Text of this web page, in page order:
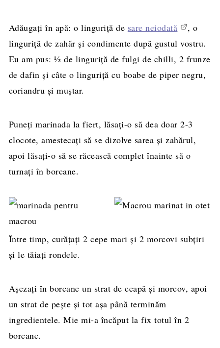
Adăugați în apă: o linguriță de sare neiodată
, o
linguriță de zahăr și condimente după gustul vostru.
Eu am pus: ½ de linguriță de fulgi de chilli, 2 frunze
de dafin și câte o linguriță cu boabe de piper negru,
coriandru și muștar.
Puneți marinada la fiert, lăsați-o să dea doar 2-3
clocote, amestecați să se dizolve sarea și zahărul,
apoi lăsați-o să se răcească complet înainte să o
turnați în borcane.
Între timp, curățați 2 cepe mari și 2 morcovi subțiri
și le tăiați rondele.
Așezați în borcane un strat de ceapă și morcov, apoi
un strat de pește și tot așa până terminăm
ingredientele. Mie mi-a încăput la fix totul în 2
borcane.